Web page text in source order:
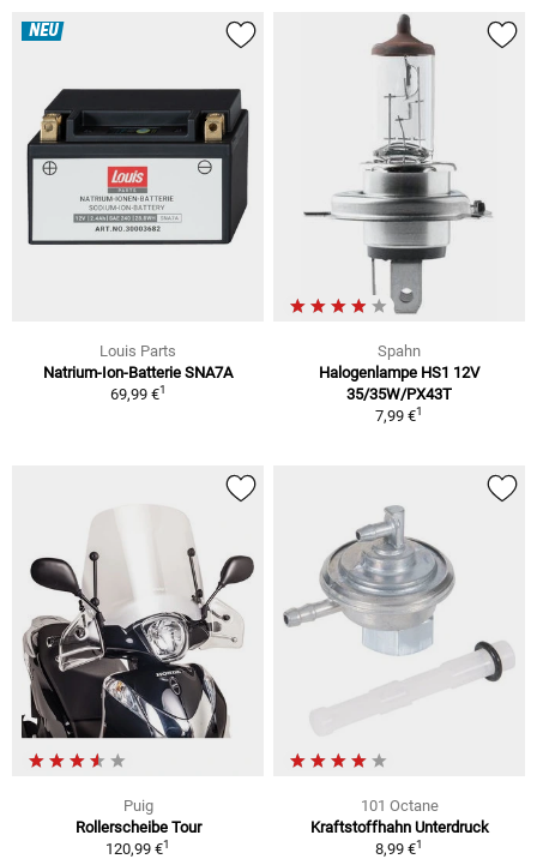
NEU
Louis Parts
Natrium-Ion-Batterie SNA7A
69,99 €1
Spahn
Halogenlampe HS1 12V
35/35W/PX43T
7,99 €1
Puig
Rollerscheibe Tour
120,99 €1
101 Octane
Kraftstoffhahn Unterdruck
8,99 €1